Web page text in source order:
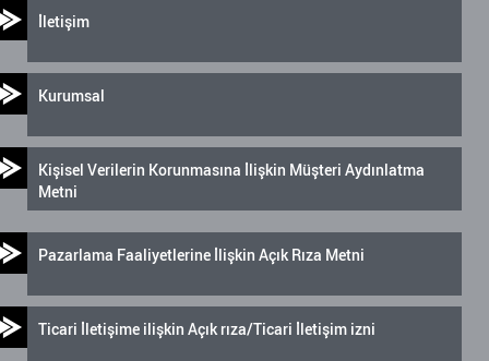
İletişim
Kurumsal
Kişisel Verilerin Korunmasına İlişkin Müşteri Aydınlatma
Metni
Pazarlama Faaliyetlerine İlişkin Açık Rıza Metni
Ticari İletişime ilişkin Açık rıza/Ticari İletişim izni